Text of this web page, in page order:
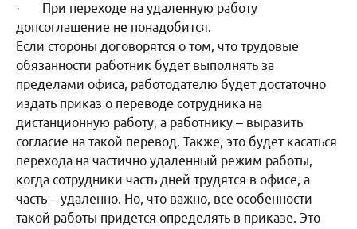
· При переходе на удаленную работу
допсоглашение не понадобится.
Если стороны договорятся о том, что трудовые
обязанности работник будет выполнять за
пределами офиса, работодателю будет достаточно
издать приказ о переводе сотрудника на
дистанционную работу, а работнику – выразить
согласие на такой перевод. Также, это будет касаться
перехода на частично удаленный режим работы,
когда сотрудники часть дней трудятся в офисе, а
часть – удаленно. Но, что важно, все особенности
такой работы придется определять в приказе. Это